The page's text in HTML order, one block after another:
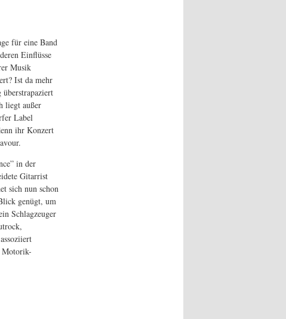
für eine Band
Einflüsse
Musik
Ist da mehr
überstrapaziert
liegt außer
Label
ihr Konzert
in der
Gitarrist
sich nun schon
genügt, um
Schlagzeuger
Motorik-